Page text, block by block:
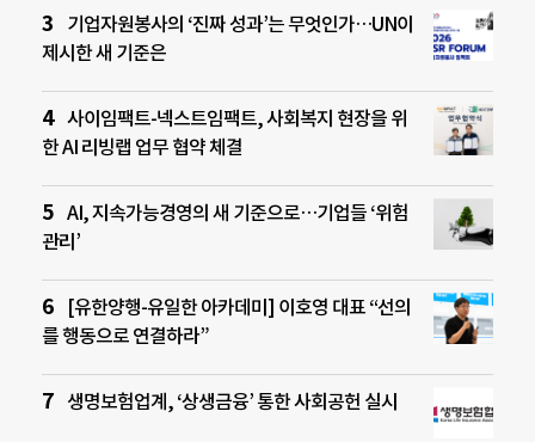
기업자원봉사의 ‘진짜 성과’는 무엇인가…UN이
제시한 새 기준은
사이임팩트-넥스트임팩트, 사회복지 현장을 위
한 AI 리빙랩 업무 협약 체결
AI, 지속가능경영의 새 기준으로…기업들 ‘위험
관리’
[유한양행-유일한 아카데미] 이호영 대표 “선의
를 행동으로 연결하라”
생명보험업계, ‘상생금융’ 통한 사회공헌 실시